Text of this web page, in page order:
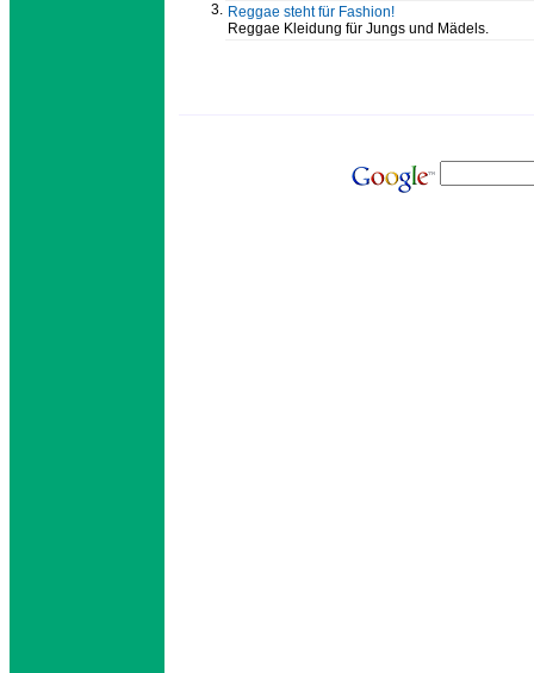
3. Reggae steht für Fashion!
Reggae Kleidung für Jungs und Mädels.